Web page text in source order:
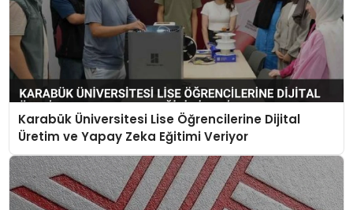
Karabük Üniversitesi Lise Öğrencilerine Dijital
Üretim ve Yapay Zeka Eğitimi Veriyor